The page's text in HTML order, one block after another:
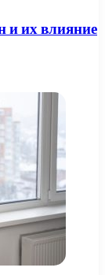
и их влияние